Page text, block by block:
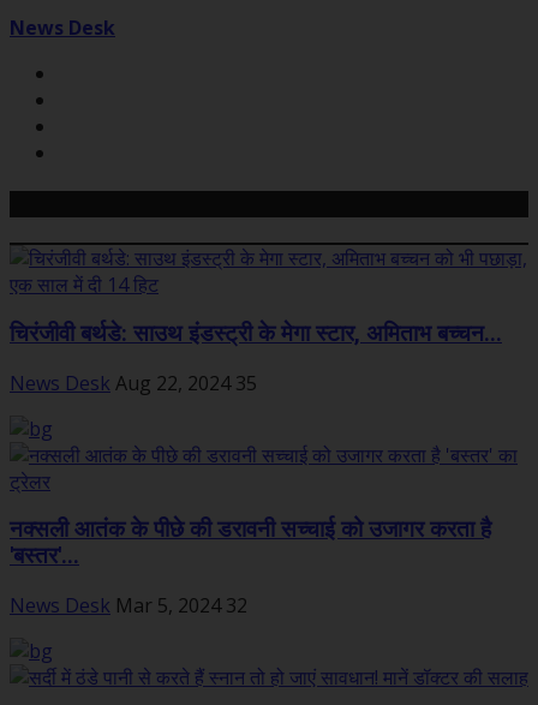
News Desk
चिरंजीवी बर्थडे: साउथ इंडस्ट्री के मेगा स्टार, अमिताभ बच्चन...
News Desk Aug 22, 2024 35
नक्सली आतंक के पीछे की डरावनी सच्चाई को उजागर करता है
'बस्तर'...
News Desk Mar 5, 2024 32